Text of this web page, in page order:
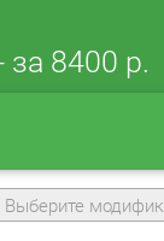
за 8400 р.
Выберите